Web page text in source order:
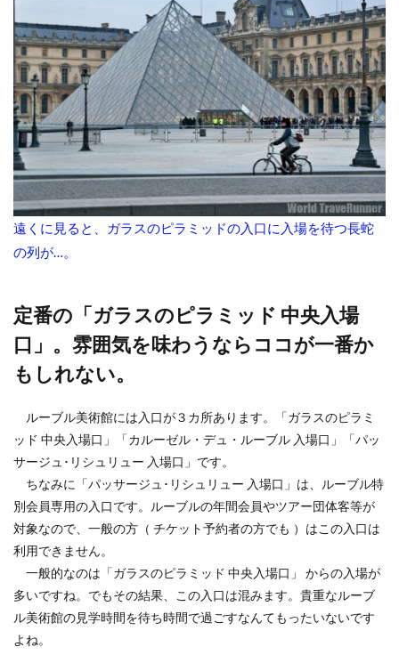
遠くに見ると、ガラスのピラミッドの入口に入場を待つ長蛇
の列が…。
定番の「ガラスのピラミッド 中央入場
口」。雰囲気を味わうならココが一番か
もしれない。
ルーブル美術館には入口が３カ所あります。「ガラスのピラミ
ッド 中央入場口」「カルーゼル・デュ・ルーブル 入場口」「パッ
サージュ･リシュリュー 入場口」です。
ちなみに「パッサージュ･リシュリュー 入場口」は、ルーブル特
別会員専用の入口です。ルーブルの年間会員やツアー団体客等が
対象なので、一般の方（ チケット予約者の方でも ）はこの入口は
利用できません。
一般的なのは「ガラスのピラミッド 中央入場口」 からの入場が
多いですね。でもその結果、この入口は混みます。貴重なルーブ
ル美術館の見学時間を待ち時間で過ごすなんてもったいないです
よね。